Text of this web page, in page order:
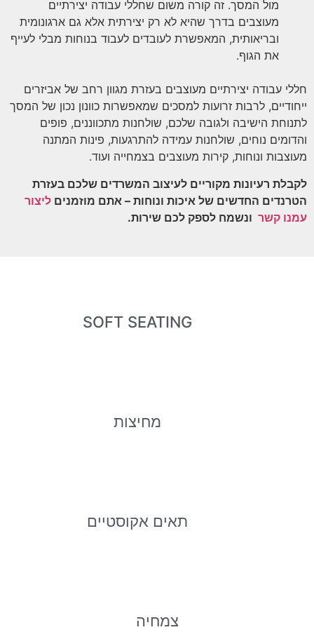
מול המסך. זה קורה משום שחללי עבודה יצירתיים
מעוצבים בדרך שהיא לא רק יצירתית אלא גם ארגונומית
ובריאותית, המאפשרת לעובדים לעבוד בנוחות מבלי לעייף
את הגוף.
חללי עבודה יצירתיים מעוצבים בעזרת מגוון רחב של אביזרים
ייחודיים, לרבות זרועות למסכים שמאפשרות כוונון נכון של המסך
לתנוחת הישיבה ולגובה שלכם, שולחנות מתכווננים, פופים
והדומים נוחים, שולחנות עמידה להתרגעות, פינות המתנה
מעוצבות ונוחות, קירות מעוצבים בצמחייה ועוד.
לקבלת רעיונות מקוריים לעיצוב המשרדים שלכם בעזרת
הטרנדים החדשים של איכות ונוחות – אתם מוזמנים ליצור
עמנו קשר ונשמח לספק לכם שירות.
SOFT SEATING
מחיצות
תאים אקוסטיים
צמחיה